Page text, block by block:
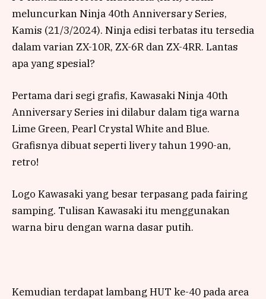
meluncurkan Ninja 40th Anniversary Series,
Kamis (21/3/2024). Ninja edisi terbatas itu tersedia
dalam varian ZX-10R, ZX-6R dan ZX-4RR. Lantas
apa yang spesial?
Pertama dari segi grafis, Kawasaki Ninja 40th
Anniversary Series ini dilabur dalam tiga warna
Lime Green, Pearl Crystal White and Blue.
Grafisnya dibuat seperti livery tahun 1990-an,
retro!
Logo Kawasaki yang besar terpasang pada fairing
samping. Tulisan Kawasaki itu menggunakan
warna biru dengan warna dasar putih.
Kemudian terdapat lambang HUT ke-40 pada area